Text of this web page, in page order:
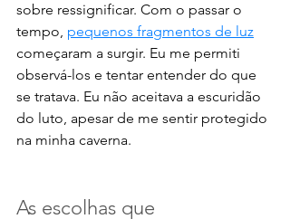
sobre ressignificar. Com o passar o
tempo, pequenos fragmentos de luz
começaram a surgir. Eu me permiti
observá-los e tentar entender do que
se tratava. Eu não aceitava a escuridão
do luto, apesar de me sentir protegido
na minha caverna.
As escolhas que